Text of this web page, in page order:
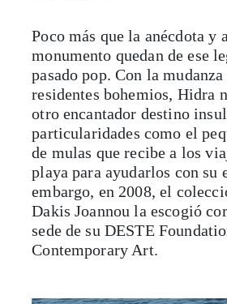
Poco más que la anécdota y
monumento quedan de ese
pasado pop. Con la
residentes bohemios, Hidra
otro encantador destino
particularidades como el
de mulas que recibe a los
playa para ayudarlos con su
embargo, en 2008, el
Dakis Joannou la escogió
sede de su DESTE
Contemporary Art.